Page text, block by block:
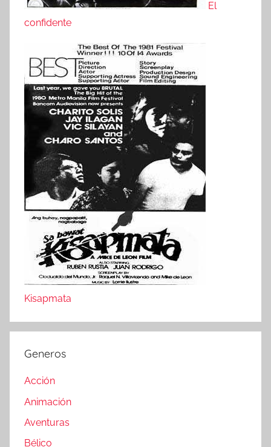
El
confidente
Kisapmata
Generos
Acción
Animación
Aventuras
Bélico